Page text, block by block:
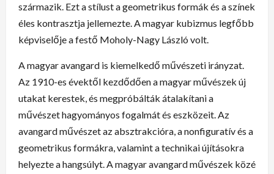
származik. Ezt a stílust a geometrikus formák és a színek
éles kontrasztja jellemezte. A magyar kubizmus legfőbb
képviselője a festő Moholy-Nagy László volt.
A magyar avangard is kiemelkedő művészeti irányzat.
Az 1910-es évektől kezdődően a magyar művészek új
utakat kerestek, és megpróbálták átalakítani a
művészet hagyományos fogalmát és eszközeit. Az
avangard művészet az absztrakcióra, a nonfiguratív és a
geometrikus formákra, valamint a technikai újításokra
helyezte a hangsúlyt. A magyar avangard művészek közé